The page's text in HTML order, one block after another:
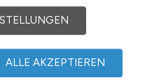
ALLE AKZEPTIEREN